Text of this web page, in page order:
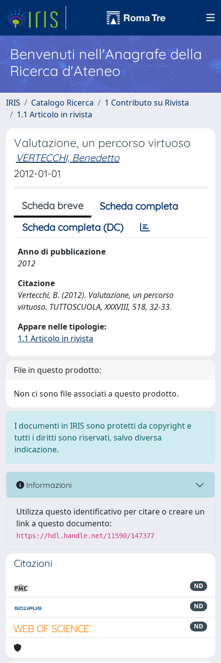
Benvenuti nell'Anagrafe della
Ricerca d'Ateneo
IRIS Catalogo Ricerca
1 Contributo su Rivista
1.1 Articolo in rivista
Valutazione, un percorso virtuoso
VERTECCHI, Benedetto
2012-01-01
Scheda breve
Scheda completa
Scheda completa (DC)
Anno di pubblicazione
2012
Citazione
Vertecchi, B. (2012). Valutazione, un percorso
virtuoso. TUTTOSCUOLA, XXXVIII, 518, 32-33.
Appare nelle tipologie:
1.1 Articolo in rivista
File in questo prodotto:
Non ci sono file associati a questo prodotto.
I documenti in IRIS sono protetti da copyright e
tutti i diritti sono riservati, salvo diversa
indicazione.
Informazioni
Utilizza questo identificativo per citare o creare un
link a questo documento:
https://hdl.handle.net/11590/147377
Citazioni
ND
ND
ND